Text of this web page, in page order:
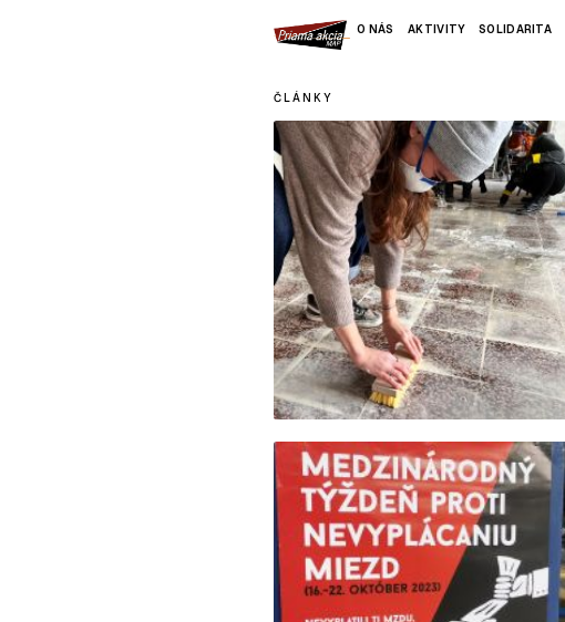
O NÁS AKTIVITY SOLIDARITA
ČLÁNKY